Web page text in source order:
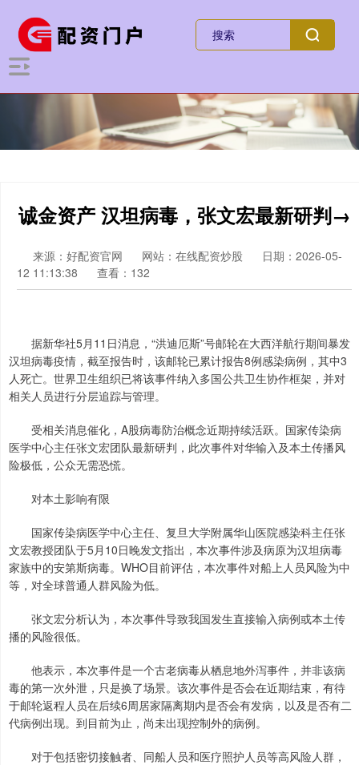
诚金资产 汉坦病毒，张文宏最新研判→
来源：好配资官网 网站：在线配资炒股
日期：2026-05-
12 11:13:38
查看：132
据新华社5月11日消息，“洪迪厄斯”号邮轮在大西洋航行期间暴发
汉坦病毒疫情，截至报告时，该邮轮已累计报告8例感染病例，其中3
人死亡。世界卫生组织已将该事件纳入多国公共卫生协作框架，并对
相关人员进行分层追踪与管理。
受相关消息催化，A股病毒防治概念近期持续活跃。国家传染病
医学中心主任张文宏团队最新研判，此次事件对华输入及本土传播风
险极低，公众无需恐慌。
对本土影响有限
国家传染病医学中心主任、复旦大学附属华山医院感染科主任张
文宏教授团队于5月10日晚发文指出，本次事件涉及病原为汉坦病毒
家族中的安第斯病毒。WHO目前评估，本次事件对船上人员风险为中
等，对全球普通人群风险为低。
张文宏分析认为，本次事件导致我国发生直接输入病例或本土传
播的风险很低。
他表示，本次事件是一个古老病毒从栖息地外泻事件，并非该病
毒的第一次外泄，只是换了场景。该次事件是否会在近期结束，有待
于邮轮返程人员在后续6周居家隔离期内是否会有发病，以及是否有二
代病例出现。到目前为止，尚未出现控制外的病例。
对于包括密切接触者、同船人员和医疗照护人员等高风险人群，